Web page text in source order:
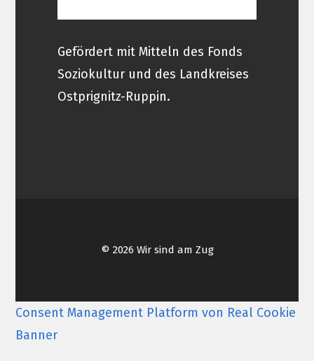
Gefördert mit Mitteln des Fonds
Soziokultur und des Landkreises
Ostprignitz-Ruppin.
© 2026 Wir sind am Zug
Consent Management Platform von Real Cookie
Banner